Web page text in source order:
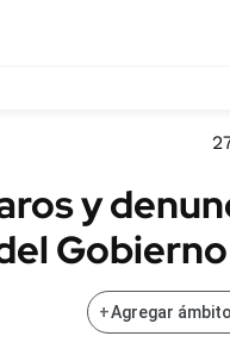
Sustentabilidad
Seguros
POLÍTICA
y
Gobierno
+Agregar